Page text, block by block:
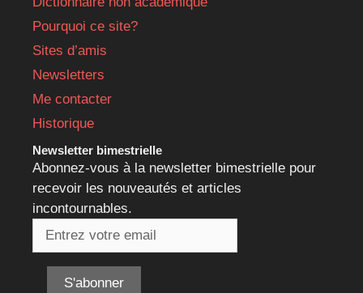
Pourquoi ce site?
Sites d’amis
Newsletters
Me contacter
Historique
Newsletter bimestrielle
Abonnez-vous à la newsletter bimestrielle pour
recevoir les nouveautés et articles
incontournables.